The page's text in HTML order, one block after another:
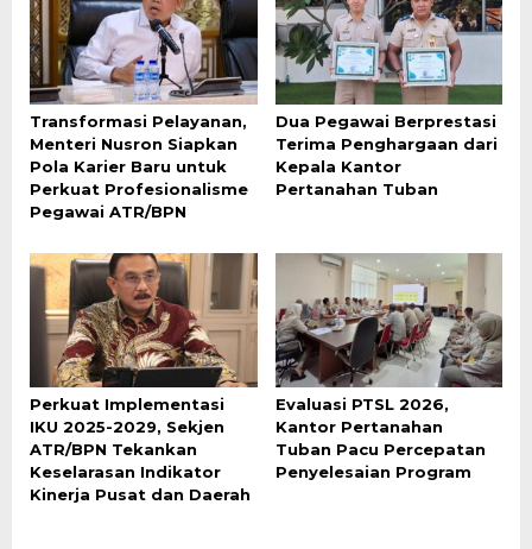
Transformasi Pelayanan,
Menteri Nusron Siapkan
Pola Karier Baru untuk
Perkuat Profesionalisme
Pegawai ATR/BPN
Dua Pegawai Berprestasi
Terima Penghargaan dari
Kepala Kantor
Pertanahan Tuban
Perkuat Implementasi
IKU 2025-2029, Sekjen
ATR/BPN Tekankan
Keselarasan Indikator
Kinerja Pusat dan Daerah
Evaluasi PTSL 2026,
Kantor Pertanahan
Tuban Pacu Percepatan
Penyelesaian Program